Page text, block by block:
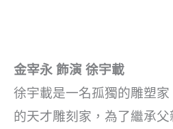
金宰永 飾演 徐宇載
徐宇載是一名孤獨的雕塑
的天才雕刻家，為了繼承